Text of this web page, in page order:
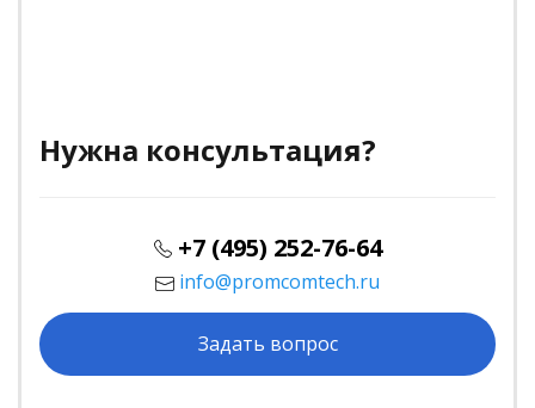
Нужна консультация?
+7 (495) 252-76-64
info@promcomtech.ru
Задать вопрос